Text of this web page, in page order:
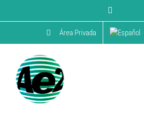
Área Privada